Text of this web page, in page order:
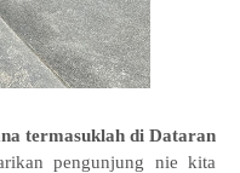
termasuklah di Dataran
pengunjung nie kita